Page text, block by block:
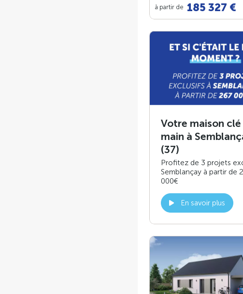
à partir de 185 327 €
Votre maison clé
main à
(37)
Profitez de 3 projets
Semblançay à partir de
000€
En savoir plus